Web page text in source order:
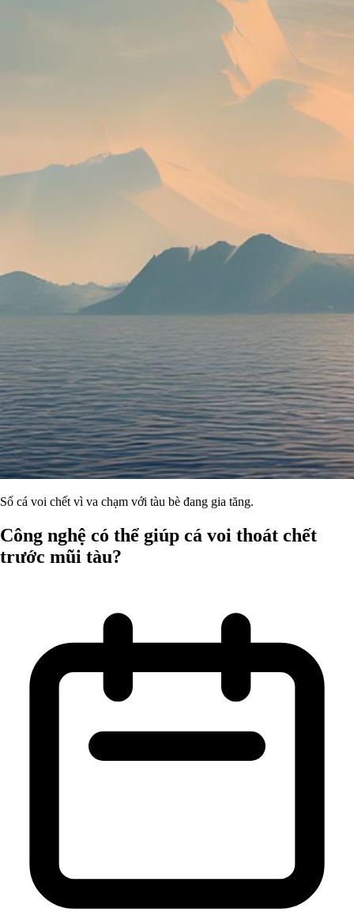
Số cá voi chết vì va chạm với tàu bè đang gia tăng.
Công nghệ có thể giúp cá voi thoát chết
trước mũi tàu?